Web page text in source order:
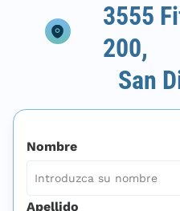
3555
200,
San
Nombre
Apellido